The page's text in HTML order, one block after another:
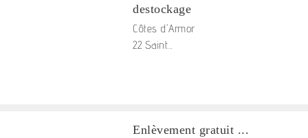
destockage
Côtes d'Armor
22 Saint...
Enlèvement gratuit ...